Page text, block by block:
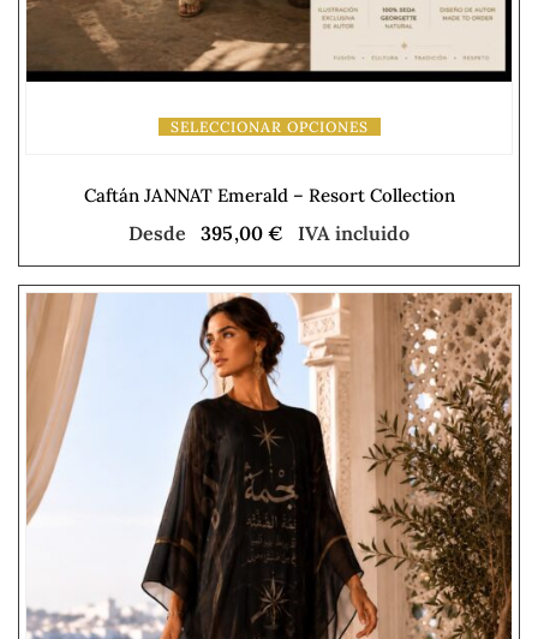
SELECCIONAR OPCIONES
Caftán JANNAT Emerald – Resort Collection
Desde 395,00 € IVA incluido